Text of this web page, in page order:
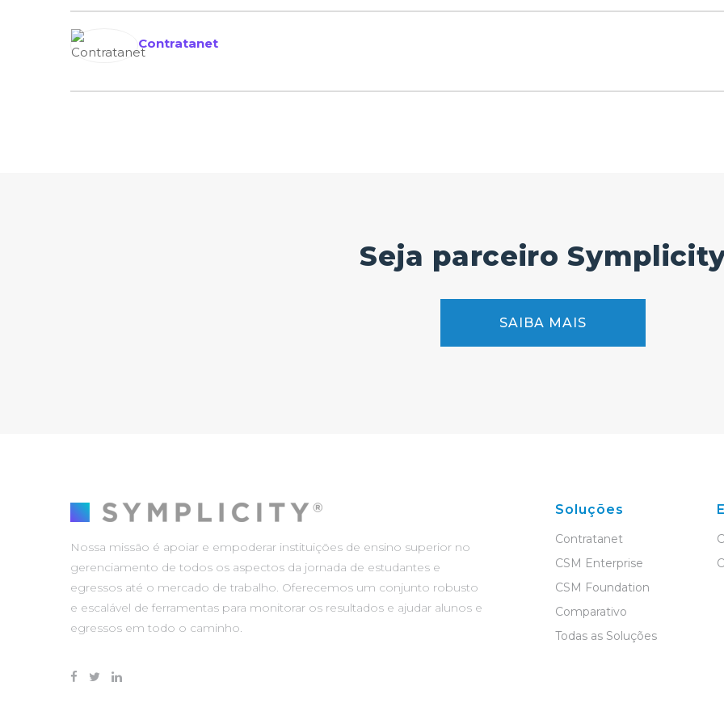
Contratanet
Seja parceiro
SAIBA MAIS
Nossa missão é apoiar e empoderar instituições de ensino superior no
gerenciamento de todos os aspectos da jornada de estudantes e
egressos até o mercado de trabalho. Oferecemos um conjunto robusto
e escalável de ferramentas para monitorar os resultados e ajudar alunos e
egressos em todo o caminho.
Soluções
Contratanet
CSM Enterprise
CSM Foundation
Comparativo
Todas as Soluções